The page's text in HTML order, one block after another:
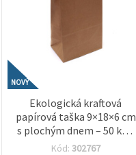
NOVÝ
Ekologická kraftová
papírová taška 9×18×6 cm
s plochým dnem – 50 ks –
pevné přírodní balení na
Kód: 302767